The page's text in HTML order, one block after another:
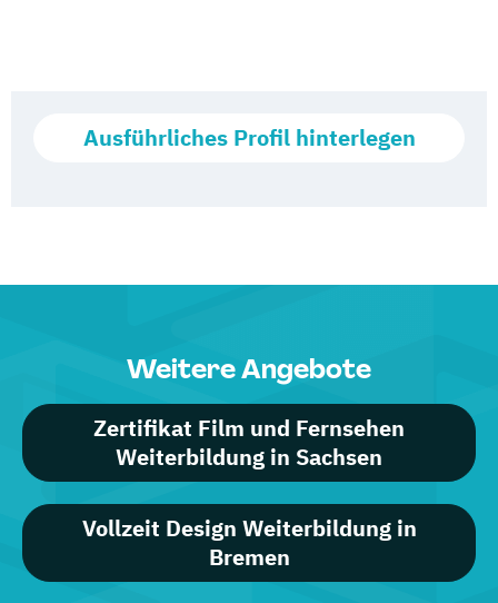
Ausführliches Profil hinterlegen
Weitere Angebote
Zertifikat Film und Fernsehen
Weiterbildung in Sachsen
Vollzeit Design Weiterbildung in
Bremen